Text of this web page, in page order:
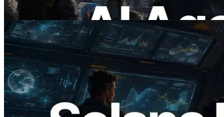
Baca artikel ini